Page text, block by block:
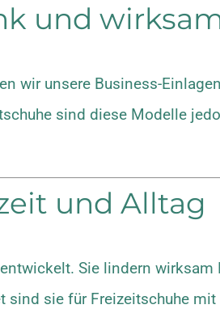
und
wir unsere Business-
sind diese Modelle
und Alltag
Sie lindern
sie für Freizeitschuhe mit